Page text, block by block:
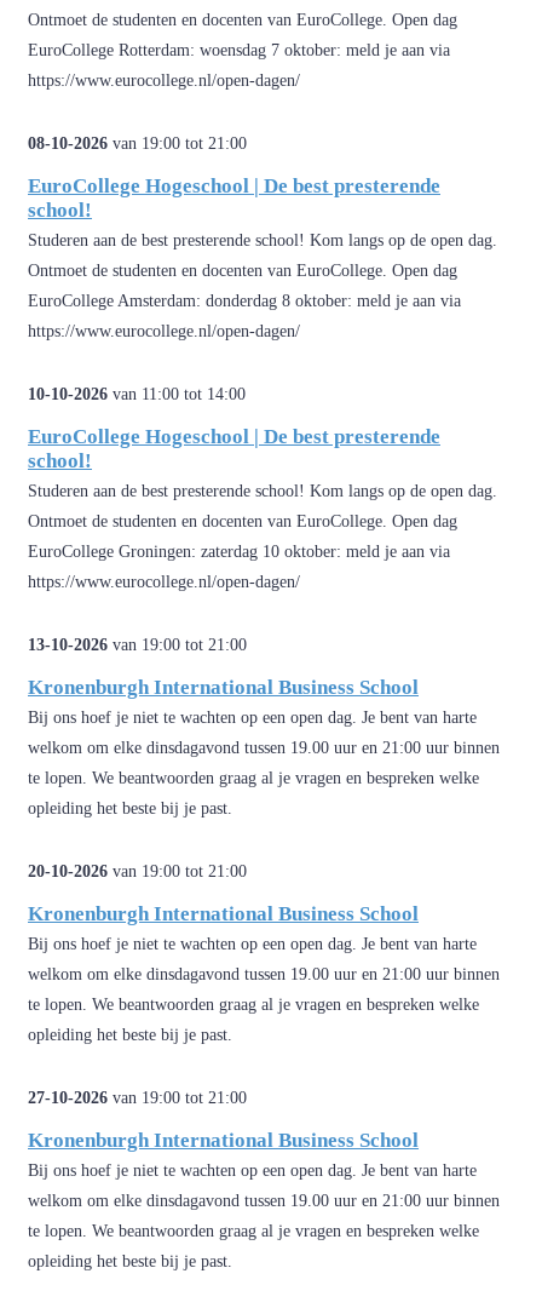
Ontmoet de studenten en docenten van EuroCollege. Open dag
EuroCollege Rotterdam: woensdag 7 oktober: meld je aan via
https://www.eurocollege.nl/open-dagen/
08-10-2026 van 19:00 tot 21:00
EuroCollege Hogeschool | De best presterende
school!
Studeren aan de best presterende school! Kom langs op de open dag.
Ontmoet de studenten en docenten van EuroCollege. Open dag
EuroCollege Amsterdam: donderdag 8 oktober: meld je aan via
https://www.eurocollege.nl/open-dagen/
10-10-2026 van 11:00 tot 14:00
EuroCollege Hogeschool | De best presterende
school!
Studeren aan de best presterende school! Kom langs op de open dag.
Ontmoet de studenten en docenten van EuroCollege. Open dag
EuroCollege Groningen: zaterdag 10 oktober: meld je aan via
https://www.eurocollege.nl/open-dagen/
13-10-2026 van 19:00 tot 21:00
Kronenburgh International Business School
Bij ons hoef je niet te wachten op een open dag. Je bent van harte
welkom om elke dinsdagavond tussen 19.00 uur en 21:00 uur binnen
te lopen. We beantwoorden graag al je vragen en bespreken welke
opleiding het beste bij je past.
20-10-2026 van 19:00 tot 21:00
Kronenburgh International Business School
Bij ons hoef je niet te wachten op een open dag. Je bent van harte
welkom om elke dinsdagavond tussen 19.00 uur en 21:00 uur binnen
te lopen. We beantwoorden graag al je vragen en bespreken welke
opleiding het beste bij je past.
27-10-2026 van 19:00 tot 21:00
Kronenburgh International Business School
Bij ons hoef je niet te wachten op een open dag. Je bent van harte
welkom om elke dinsdagavond tussen 19.00 uur en 21:00 uur binnen
te lopen. We beantwoorden graag al je vragen en bespreken welke
opleiding het beste bij je past.